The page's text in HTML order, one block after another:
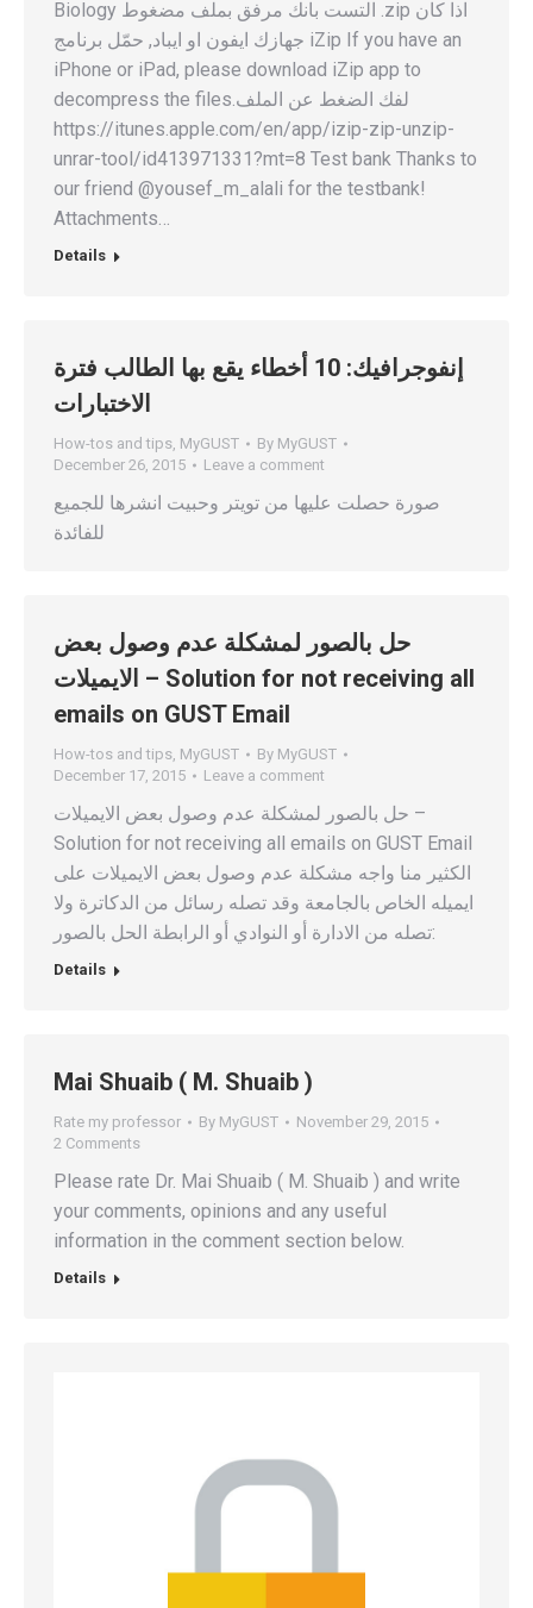
Biology التست بانك مرفق بملف مضغوط .zip اذا كان
جهازك ايفون او ايباد, حمّل برنامج iZip If you have an
iPhone or iPad, please download iZip app to
decompress the files.لفك الضغط عن الملف
https://itunes.apple.com/en/app/izip-zip-unzip-
unrar-tool/id413971331?mt=8 Test bank Thanks to
our friend @yousef_m_alali for the testbank!
Attachments…
Details
إنفوجرافيك: 10 أخطاء يقع بها الطالب فترة
الاختبارات
How-tos and tips MyGUST By MyGUST
December 26, 2015
Leave a comment
صورة حصلت عليها من تويتر وحبيت انشرها للجميع
للفائدة
حل بالصور لمشكلة عدم وصول بعض
الايميلات – Solution for not receiving all
emails on GUST Email
How-tos and tips MyGUST By MyGUST
December 17, 2015
Leave a comment
حل بالصور لمشكلة عدم وصول بعض الايميلات –
Solution for not receiving all emails on GUST Email
الكثير منا واجه مشكلة عدم وصول بعض الايميلات على
ايميله الخاص بالجامعة وقد تصله رسائل من الدكاترة ولا
تصله من الادارة أو النوادي أو الرابطة الحل بالصور:
Details
Mai Shuaib ( M. Shuaib )
Rate my professor By MyGUST
November 29, 2015
2 Comments
Please rate Dr. Mai Shuaib ( M. Shuaib ) and write
your comments, opinions and any useful
information in the comment section below.
Details